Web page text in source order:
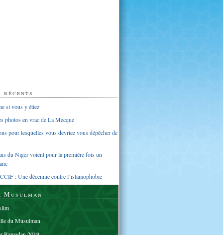
si vous y étiez
photos en vrac de La Mecque
pour lesquelles vous devriez vous dépêcher de
du Niger voient pour la première fois un
: Une décennie contre l’islamophobie
Musulman
du Musulman